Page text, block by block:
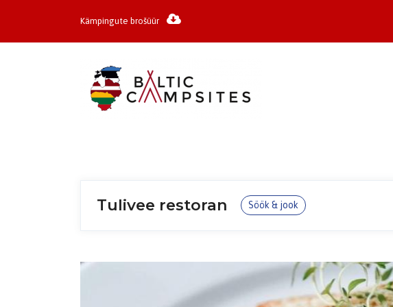
Kämpingute brošüür
Tulivee restoran Söök & jook